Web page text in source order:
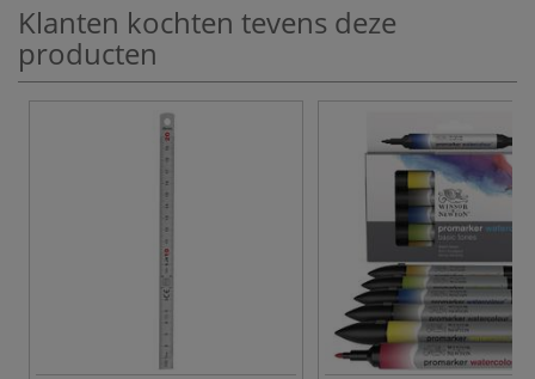
Klanten kochten tevens deze
producten